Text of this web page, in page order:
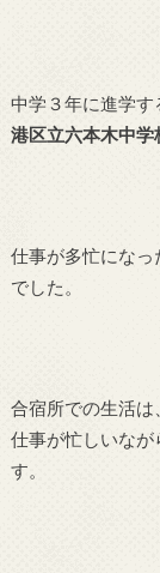
中学３年に進学す
港区立六本木中学
仕事が多忙にな
でした。
合宿所での生活は
仕事が忙しいな
す。